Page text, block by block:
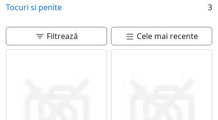
Tocuri si penite
3
Filtrează Cele mai recente